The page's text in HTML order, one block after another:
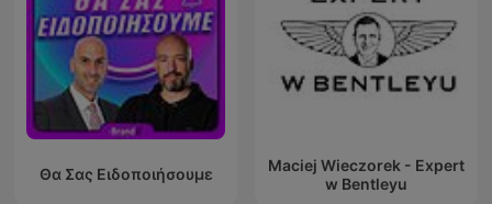
Θα Σας Ειδοποιήσουμε
Maciej Wieczorek - Expert
w Bentleyu